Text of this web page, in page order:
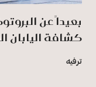
بعيداً عن
كشافة اليابان
ترفيه